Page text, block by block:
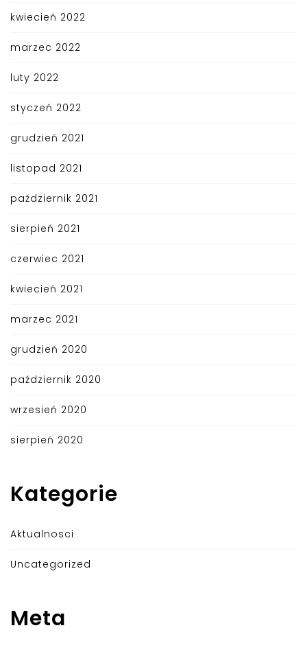
kwiecień 2022
marzec 2022
luty 2022
styczeń 2022
grudzień 2021
listopad 2021
październik 2021
sierpień 2021
czerwiec 2021
kwiecień 2021
marzec 2021
grudzień 2020
październik 2020
wrzesień 2020
sierpień 2020
Kategorie
Aktualnosci
Uncategorized
Meta